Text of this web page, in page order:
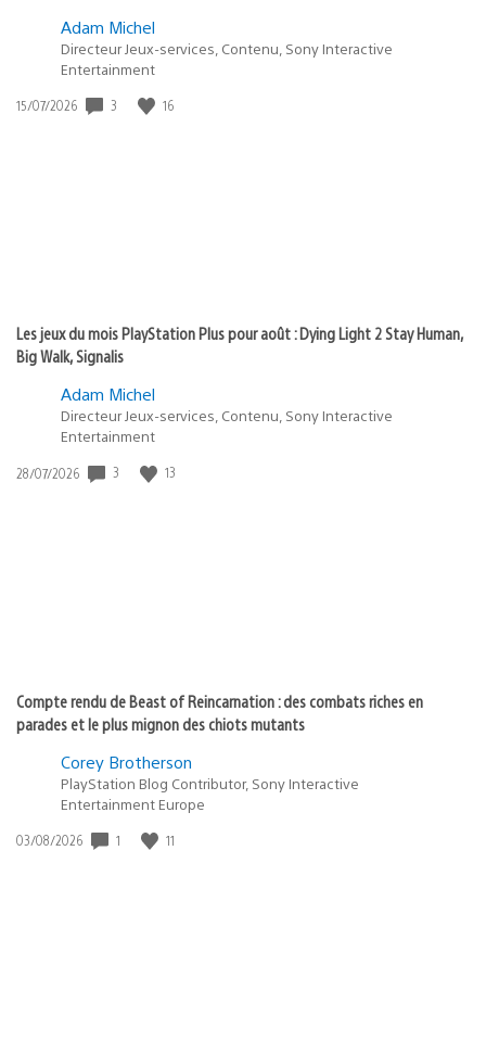
Adam Michel
Directeur Jeux-services, Contenu, Sony Interactive
Entertainment
Date
15/07/2026 3 16
Les jeux du mois PlayStation Plus pour août : Dying Light 2 Stay Human,
Big Walk, Signalis
Adam Michel
Directeur Jeux-services, Contenu, Sony Interactive
Entertainment
Date
28/07/2026 3 13
Compte rendu de Beast of Reincarnation : des combats riches en
parades et le plus mignon des chiots mutants
Corey Brotherson
PlayStation Blog Contributor, Sony Interactive
Entertainment Europe
Date
03/08/2026 1 11